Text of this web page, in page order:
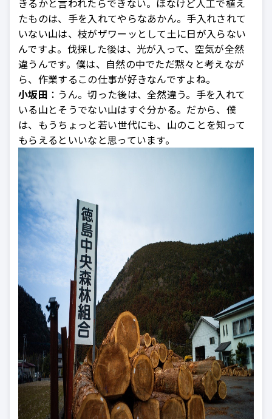
きるかと言われたらできない。ほなけど人工で植え
たものは、手を入れてやらなあかん。手入れされて
いない山は、枝がザワーッとして土に日が入らない
んですよ。伐採した後は、光が入って、空気が全然
違うんです。僕は、自然の中でただ黙々と考えなが
ら、作業するこの仕事が好きなんですよね。
小坂田 ：うん。切った後は、全然違う。手を入れて
いる山とそうでない山はすぐ分かる。だから、僕
は、もうちょっと若い世代にも、山のことを知って
もらえるといいなと思っています。